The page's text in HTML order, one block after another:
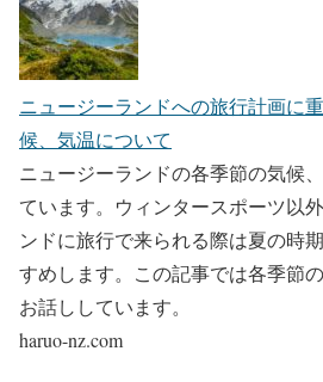
ニュージーランドへの旅行計画に
候、気温について
ニュージーランドの各季節の気候
ています。ウィンタースポーツ以
ンドに旅行で来られる際は夏の時
すめします。この記事では各季節
お話ししています。
haruo-nz.com